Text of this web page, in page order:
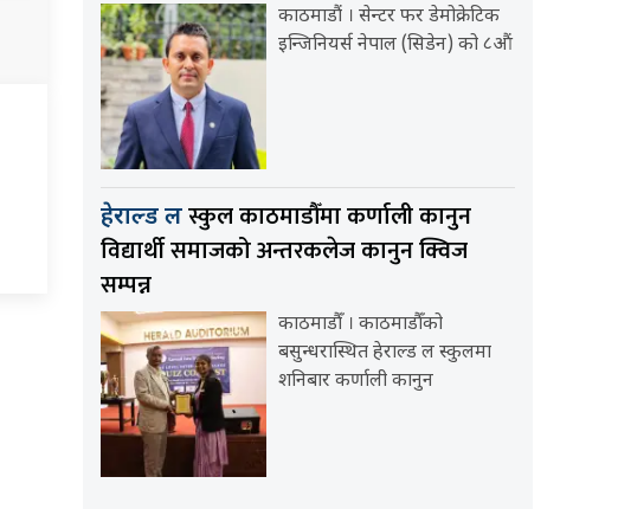
काठमाडौं । सेन्टर फर डेमोक्रेटिक
इन्जिनियर्स नेपाल (सिडेन) को ८औं
हेराल्ड लस्कुल काठमाडौँमा कर्णाली कानुन
विद्यार्थी समाजको अन्तरकलेज कानुन क्विज
सम्पन्न
काठमाडौँ । काठमाडौँको
बसुन्धरास्थित हेराल्ड ल स्कुलमा
शनिबार कर्णाली कानुन